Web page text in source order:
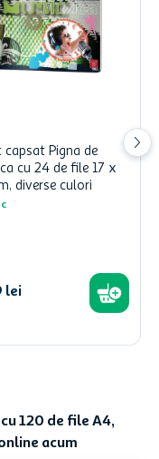
capsat Pigna de
cu 24 de file 17 x
diverse culori
lei
120 de file A4,
acum